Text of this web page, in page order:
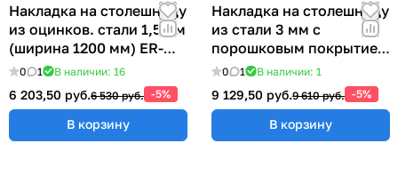
Накладка на столешницу
из оцинков. стали 1,5 мм
(ширина 1200 мм) ER-
00018999
0 1 В наличии: 16
6 203,50 руб.6 530 руб. -5%
В корзину
Накладка на столешницу
из стали 3 мм с
порошковым покрытием
(ширина 1200 мм)
0 1 В наличии: 1
9 129,50 руб.9 610 руб. -5%
В корзину